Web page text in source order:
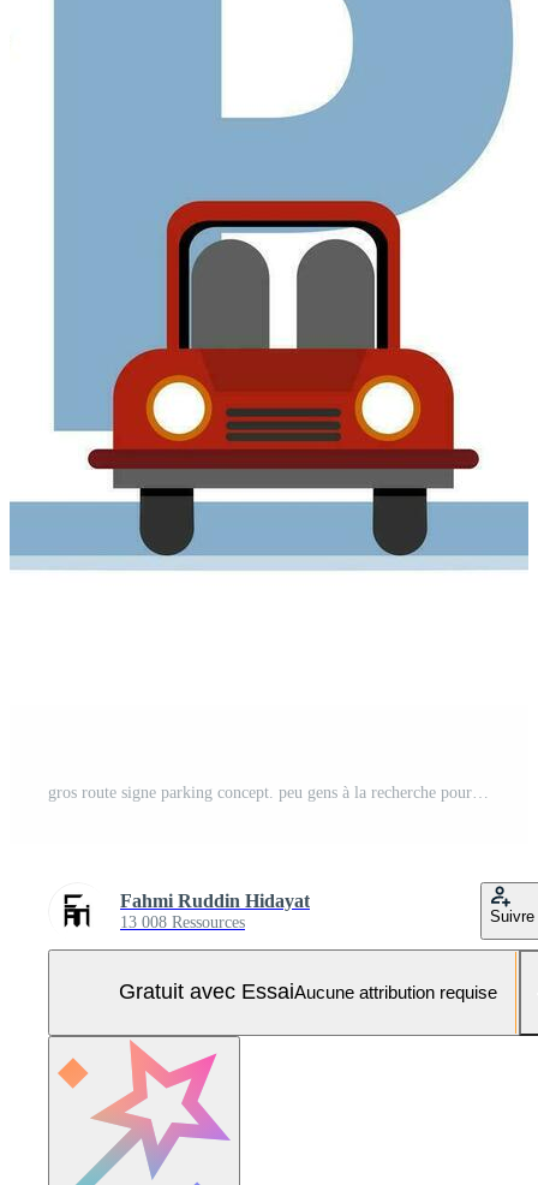
Fahmi Ruddin Hidayat
13 008 Ressources Suivre
Gratuit avec EssaiAucune attribution requise